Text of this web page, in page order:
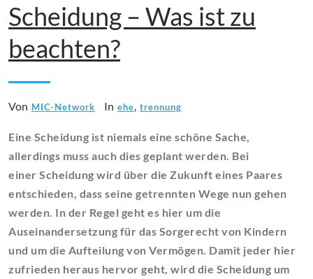
Scheidung – Was ist zu
beachten?
Von MIC-Network In ehe, trennung
Eine Scheidung ist niemals eine schöne Sache,
allerdings muss auch dies geplant werden. Bei
einer Scheidung wird über die Zukunft eines Paares
entschieden, dass seine getrennten Wege nun gehen
werden. In der Regel geht es hier um die
Auseinandersetzung für das Sorgerecht von Kindern
und um die Aufteilung von Vermögen. Damit jeder hier
zufrieden heraus hervor geht, wird die Scheidung um